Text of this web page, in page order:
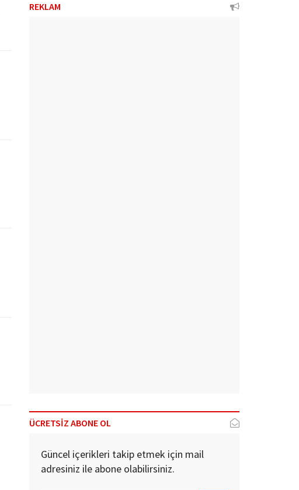
REKLAM
ÜCRETSİZ ABONE OL
Güncel içerikleri takip etmek için mail
adresiniz ile abone olabilirsiniz.